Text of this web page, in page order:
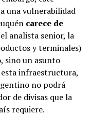
una vulnerabilidad
carece de
analista senior, la
y terminales)
sino un asunto
esta infraestructura,
no podrá
de divisas que la
requiere.